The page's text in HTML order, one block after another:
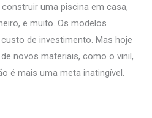
uma piscina em casa,
e muito. Os modelos
de investimento. Mas hoje
novos materiais, como o vinil,
é mais uma meta inatingível.